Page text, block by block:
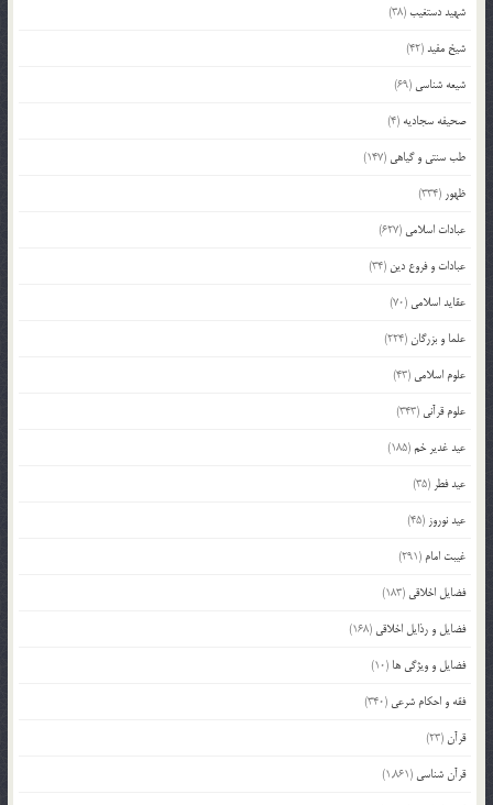
شهید دستغیب(38)
شیخ مفید(42)
شیعه شناسی (69)
صحیفه سجادیه (4)
طب سنتی و گیاهی (147)
ظهور (334)
عبادات اسلامی (627)
عبادات و فروع دین (34)
عقاید اسلامی (70)
علما و بزرگان(224)
علوم اسلامی (43)
علوم قرآنی (343)
عید غدیر خم(185)
عید فطر (35)
عید نوروز (45)
غیبت امام (291)
فضایل اخلاقی (183)
فضایل و رذایل اخلاقی (168)
فضایل و ویژگی ها (10)
فقه و احکام شرعی (340)
قرآن(23)
قرآن شناسی (1,861)